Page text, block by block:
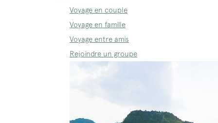
Voyage en couple
Voyage en famille
Voyage entre amis
Rejoindre un groupe